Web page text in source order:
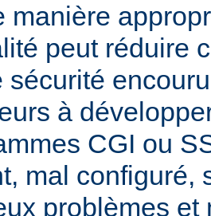
manière
peut réduire
sécurité
à
CGI ou
mal configuré,
problèmes et